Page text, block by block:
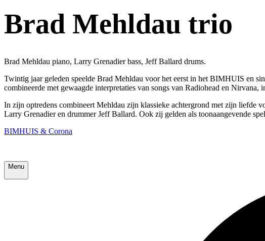
Brad Mehldau trio
Brad Mehldau piano, Larry Grenadier bass, Jeff Ballard drums.
Twintig jaar geleden speelde Brad Mehldau voor het eerst in het BIMHUIS en
combineerde met gewaagde interpretaties van songs van Radiohead en Nirvana,
In zijn optredens combineert Mehldau zijn klassieke achtergrond met zijn liefde
Larry Grenadier en drummer Jeff Ballard. Ook zij gelden als toonaangevende
BIMHUIS & Corona
Menu